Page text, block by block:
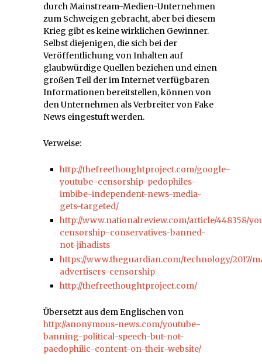
durch Mainstream-Medien-Unternehmen
zum Schweigen gebracht, aber bei diesem
Krieg gibt es keine wirklichen Gewinner.
Selbst diejenigen, die sich bei der
Veröffentlichung von Inhalten auf
glaubwürdige Quellen beziehen und einen
großen Teil der im Internet verfügbaren
Informationen bereitstellen, können von
den Unternehmen als Verbreiter von Fake
News eingestuft werden.
Verweise:
http://thefreethoughtproject.com/google-
youtube-censorship-pedophiles-
imbibe-independent-news-media-
gets-targeted/
http://www.nationalreview.com/article/448358/
censorship-conservatives-banned-
not-jihadists
https://www.theguardian.com/technology/2017/
advertisers-censorship
http://thefreethoughtproject.com/
Übersetzt aus dem Englischen von
http://anonymous-news.com/youtube-
banning-political-speech-but-not-
paedophilic-content-on-their-website/